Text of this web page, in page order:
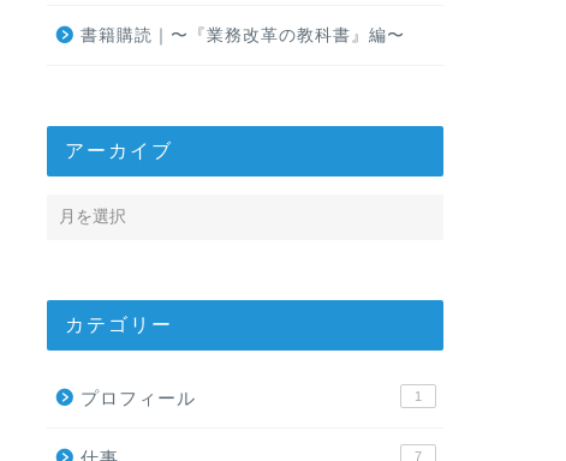
書籍購読｜〜『業務改革の教科書』編〜
アーカイブ
カテゴリー
プロフィール 1
7